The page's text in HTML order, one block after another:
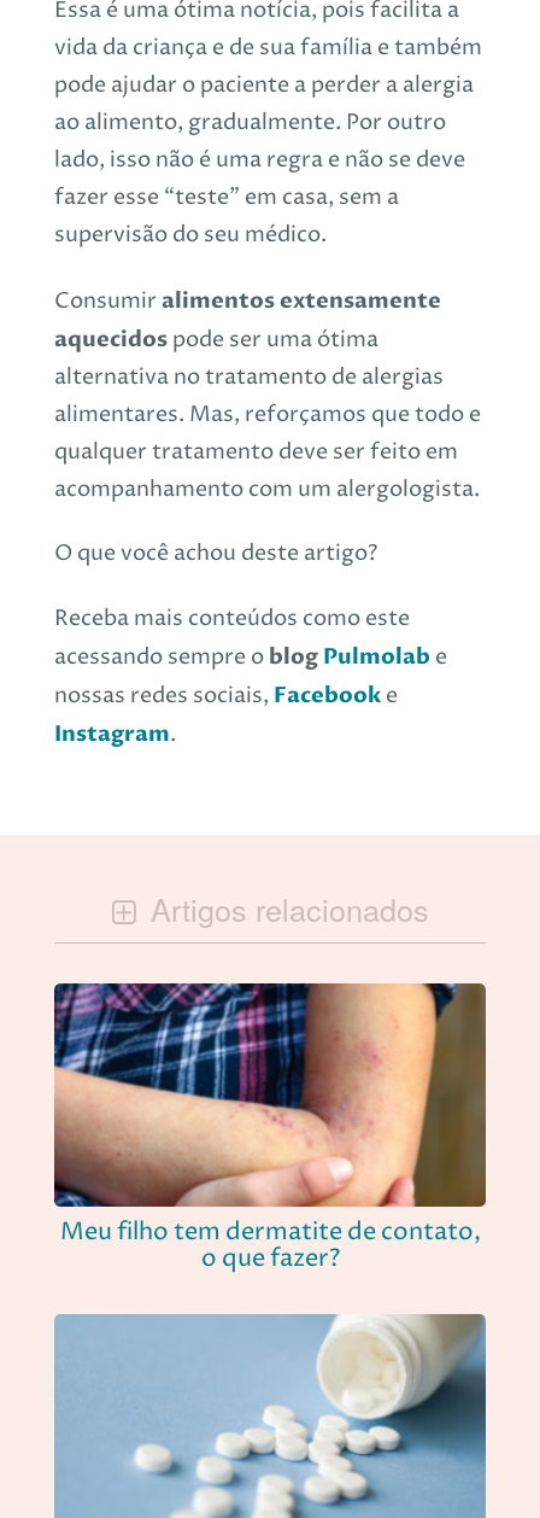
Essa é uma ótima notícia, pois facilita a
vida da criança e de sua família e também
pode ajudar o paciente a perder a alergia
ao alimento, gradualmente. Por outro
lado, isso não é uma regra e não se deve
fazer esse “teste” em casa, sem a
supervisão do seu médico.
Consumir alimentos extensamente
aquecidos pode ser uma ótima
alternativa no tratamento de alergias
alimentares. Mas, reforçamos que todo e
qualquer tratamento deve ser feito em
acompanhamento com um alergologista.
O que você achou deste artigo?
Receba mais conteúdos como este
acessando sempre o blogPulmolab e
nossas redes sociais, Facebook e
Instagram.
Artigos relacionados
Meu filho tem dermatite de contato,
o que fazer?